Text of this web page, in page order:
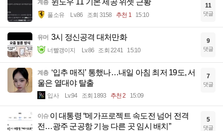
계층
풀소유 Lv.86 조회 3158 추천 1 15:10
11
댓글
유머 3시 정신공격 대처만화
너빨갱이지 Lv.86 조회 2241 15:10
9
댓글
계층 ‘입추 매직’ 통했나…내일 아침 최저 19도, 서
울은 열대야 탈출
입사 Lv.94 조회 1893 추천 2 15:09
7
댓글
이슈 ​이 대통령 “메가프로젝트 속도전 넘어 전격
전…광주 군공항 기능 다른 곳 임시 배치”
5
댓글